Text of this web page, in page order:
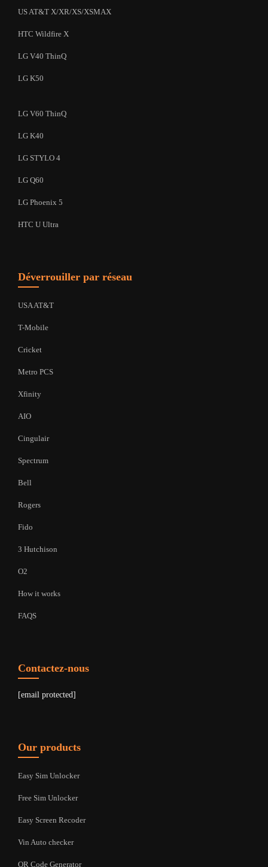
US AT&T X/XR/XS/XSMAX
HTC Wildfire X
LG V40 ThinQ
LG K50
LG V60 ThinQ
LG K40
LG STYLO 4
LG Q60
LG Phoenix 5
HTC U Ultra
Déverrouiller par réseau
USA AT&T
T-Mobile
Cricket
Metro PCS
Xfinity
AIO
Cingulair
Spectrum
Bell
Rogers
Fido
3 Hutchison
O2
How it works
FAQS
Contactez-nous
[email protected]
Our products
Easy Sim Unlocker
Free Sim Unlocker
Easy Screen Recoder
Vin Auto checker
QR Code Generator